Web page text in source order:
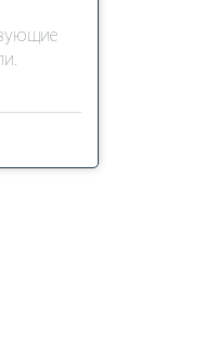
циклов